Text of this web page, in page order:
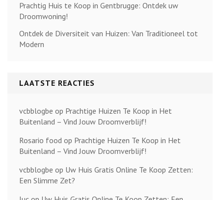
Prachtig Huis te Koop in Gentbrugge: Ontdek uw
Droomwoning!
Ontdek de Diversiteit van Huizen: Van Traditioneel tot
Modern
LAATSTE REACTIES
vcbblogbe op Prachtige Huizen Te Koop in Het
Buitenland – Vind Jouw Droomverblijf!
Rosario food op Prachtige Huizen Te Koop in Het
Buitenland – Vind Jouw Droomverblijf!
vcbblogbe op Uw Huis Gratis Online Te Koop Zetten:
Een Slimme Zet?